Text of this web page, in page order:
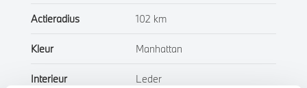
Actieradius 102 km
Kleur Manhattan
Interieur Leder